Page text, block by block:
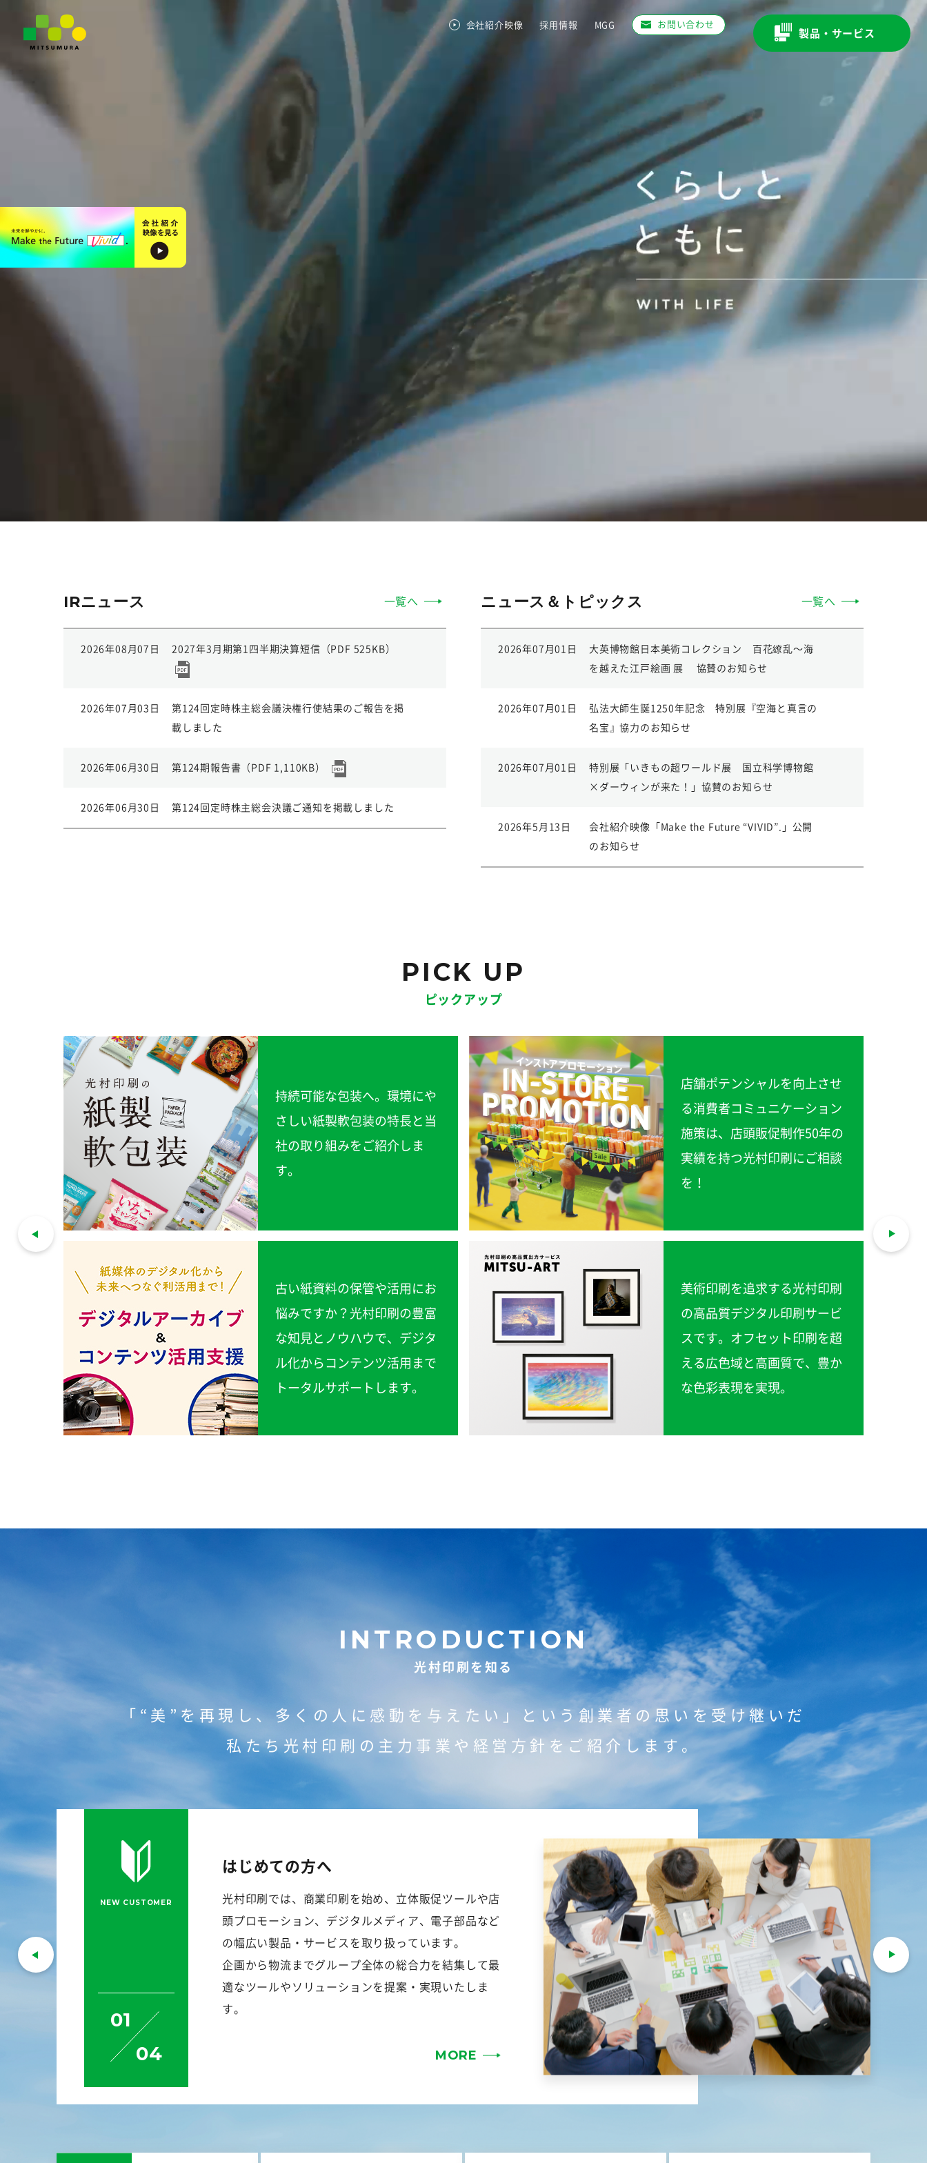
会社紹介映像 採用情報 MGG お問い合わせ
製品・サービス
IRニュース 一覧へ
2026年08月07日 2027年3月期第1四半期決算短信（PDF 525KB）
2026年07月03日
第124回定時株主総会議決権行使結果のご報告を掲
載しました
2026年06月30日 第124期報告書（PDF 1,110KB）
2026年06月30日 第124回定時株主総会決議ご通知を掲載しました
ニュース＆トピックス 一覧へ
2026年07月01日
大英博物館日本美術コレクション 百花繚乱〜海
を越えた江戸絵画 展 協賛のお知らせ
2026年07月01日
弘法大師生誕1250年記念 特別展『空海と真言の
名宝』協力のお知らせ
2026年07月01日
特別展「いきもの超ワールド展 国立科学博物館
×ダーウィンが来た！」協賛のお知らせ
2026年5月13日
会社紹介映像「Make the Future “VIVID”.」公開
のお知らせ
PICK UP
ピックアップ
持続可能な包装へ。環境にや
さしい紙製軟包装の特長と当
社の取り組みをご紹介しま
す。
古い紙資料の保管や活用にお
悩みですか？光村印刷の豊富
な知見とノウハウで、デジタ
ル化からコンテンツ活用まで
トータルサポートします。
店舗ポテンシャルを向上させ
る消費者コミュニケーション
施策は、店頭販促制作50年の
実績を持つ光村印刷にご相談
を！
美術印刷を追求する光村印刷
の高品質デジタル印刷サービ
スです。オフセット印刷を超
える広色域と高画質で、豊か
な色彩表現を実現。
INTRODUCTION
光村印刷を知る
「“美”を再現し、 多くの人に感動を与えたい」 という創業者の思いを 受け継いだ
私たち光村印刷の主力事業や 経営方針をご紹介します。
NEW CUSTOMER
01
04
はじめての方へ
光村印刷では、商業印刷を始め、立体販促ツールや店
頭プロモーション、デジタルメディア、電子部品など
の幅広い製品・サービスを取り扱っています。
企画から物流までグループ全体の総合力を結集して最
適なツールやソリューションを提案・実現いたしま
す。
MORE